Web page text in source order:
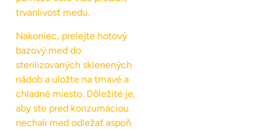
trvanlivosť medu.
Nakoniec, prelejte hotový
bazový med do
sterilizovaných sklenených
nádob a uložte na tmavé a
chladné miesto. Dôležité je,
aby ste pred konzumáciou
nechali med odležať aspoň